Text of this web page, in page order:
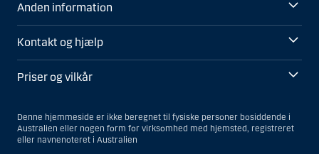
Anden information
Kontakt og hjælp
Priser og vilkår
Denne hjemmeside er ikke beregnet til fysiske personer bosiddende i
Australien eller nogen form for virksomhed med hjemsted, registreret
eller navnenoteret i Australien